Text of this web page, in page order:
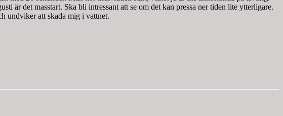
är det masstart. Ska bli intressant att se om det kan pressa ner tiden lite ytterligare.
undviker att skada mig i vattnet.